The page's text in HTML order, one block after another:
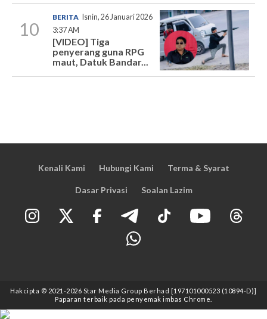
10
BERITA
Isnin, 26 Januari 2026
3:37 AM
[VIDEO] Tiga
penyerang guna RPG
maut, Datuk Bandar...
Kenali Kami Hubungi Kami Terma & Syarat
Dasar Privasi Soalan Lazim
Hakcipta © 2021 -2026 Star Media Group Berhad [197101000523 (10894-D)]
Paparan terbaik pada penyemak imbas Chrome.